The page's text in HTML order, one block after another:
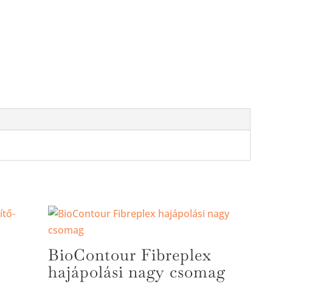
BioContour Fibreplex
hajápolási nagy csomag